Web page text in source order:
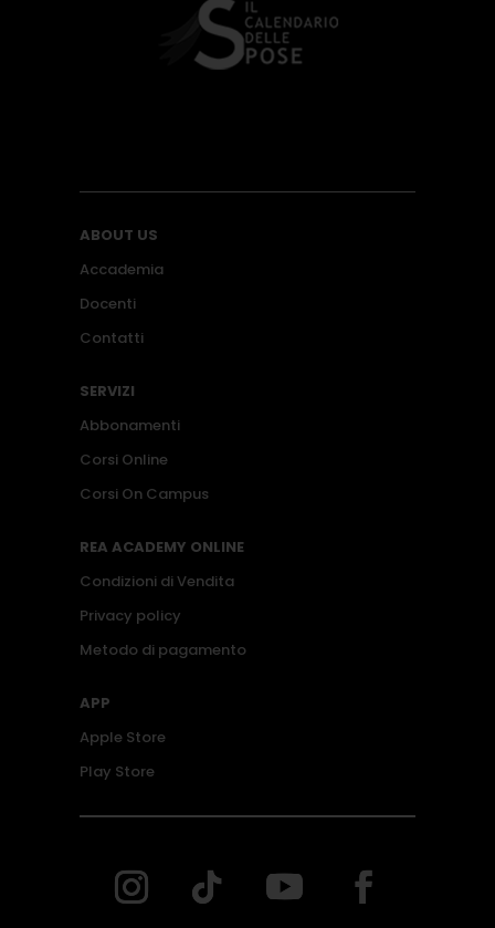
ABOUT US
Accademia
Docenti
Contatti
SERVIZI
Abbonamenti
Corsi Online
Corsi On Campus
REA ACADEMY ONLINE
Condizioni di Vendita
Privacy policy
Metodo di pagamento
APP
Apple Store
Play Store